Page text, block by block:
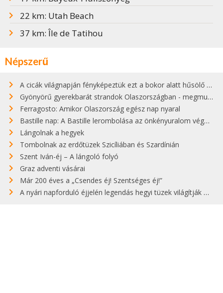
22 km: Utah Beach
37 km: Île de Tatihou
Népszerű
A cicák világnapján fényképeztük ezt a bokor alatt hűsölő cicát Kisorosziban
Gyönyörű gyerekbarát strandok Olaszországban - megmutatjuk a 15 legjobbat
Ferragosto: Amikor Olaszország egész nap nyaral
Bastille nap: A Bastille lerombolása az önkényuralom végét jelentette
Lángolnak a hegyek
Tombolnak az erdőtüzek Szicíliában és Szardínián
Szent Iván-éj – A lángoló folyó
Graz adventi vásárai
Már 200 éves a „Csendes éj! Szentséges éj!”
A nyári napforduló éjjelén legendás hegyi tüzek világítják meg Zugspitzét